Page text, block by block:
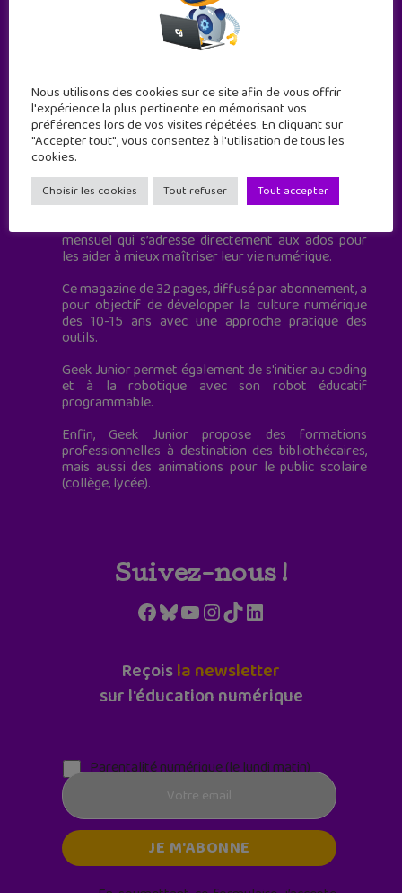
Geek Junior est le premier site de culture numérique
à destination des adolescents.
mensuel qui s’adresse directement aux ados pour
les aider à mieux maîtriser leur vie numérique.
Ce magazine de 32 pages, diffusé par abonnement, a
pour objectif de développer la culture numérique
des 10-15 ans avec une approche pratique des
outils.
Geek Junior permet également de s'initier au coding
et à la robotique avec son robot éducatif
programmable.
Enfin, Geek Junior propose des formations
professionnelles à destination des bibliothécaires,
mais aussi des animations pour le public scolaire
(collège, lycée).
Suivez-nous !
Facebook
Bluesky
YouTube
Instagram
TikTokLinkedIn
Reçoisla newsletter
sur l'éducation numérique
Parentalité numérique (le lundi matin)
Nous utilisons des cookies sur ce site afin de vous offrir
l'expérience la plus pertinente en mémorisant vos
préférences lors de vos visites répétées. En cliquant sur
"Accepter tout", vous consentez à l'utilisation de tous les
cookies.
Choisir les cookies Tout refuser Tout accepter